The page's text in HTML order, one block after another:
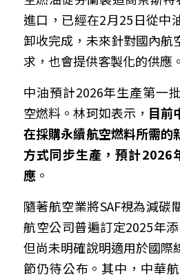
進口，已經在2月25日從中
卸收完成，未來針對國內航
求，也會提供客製化的供應。
中油預計2026年生產第一
空燃料。林珂如表示， 目前
在採購永續航空燃料所需的
方式同步生產，預計2026
應 。
隨著航空業將SAF視為減碳
航空公司普遍訂定2025年添
但尚未明確說明適用於國際
節仍待公布。其中，中華